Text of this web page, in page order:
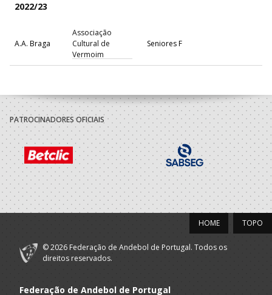
2022/23
A.A. Braga
Associação
Cultural de
Vermoim
Seniores F
PATROCINADORES OFICIAIS
TOPO
HOME
© 2026 Federação de Andebol de Portugal. Todos os
direitos reservados.
Federação de Andebol de Portugal